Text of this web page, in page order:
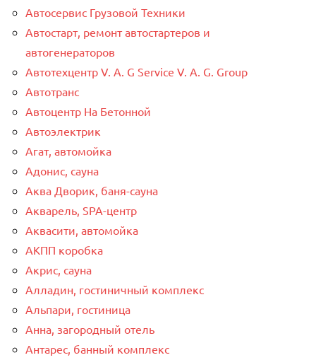
Автосервис Грузовой Техники
Автостарт, ремонт автостартеров и
автогенераторов
Автотехцентр V. A. G Service V. A. G. Group
Автотранс
Автоцентр На Бетонной
Автоэлектрик
Агат, автомойка
Адонис, сауна
Аква Дворик, баня-сауна
Акварель, SPA-центр
Аквасити, автомойка
АКПП коробка
Акрис, сауна
Алладин, гостиничный комплекс
Альпари, гостиница
Анна, загородный отель
Антарес, банный комплекс